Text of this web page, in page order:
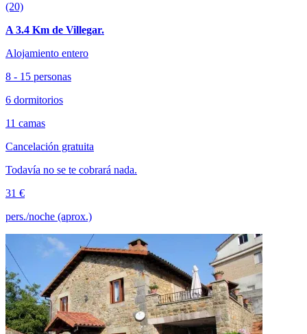
(20)
A 3.4 Km de Villegar.
Alojamiento entero
8 - 15 personas
6 dormitorios
11 camas
Cancelación gratuita
Todavía no se te cobrará nada.
31 €
pers./noche (aprox.)